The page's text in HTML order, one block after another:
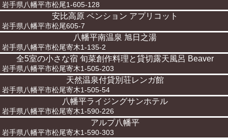
岩手県八幡平市松尾1-605-128
安比高原 ペンション アプリコット
岩手県八幡平市松尾605-7
八幡平南温泉 旭日之湯
岩手県八幡平市松尾寄木1-135-2
全5室の小さな宿 旬菜創作料理と貸切露天風呂 Beaver
岩手県八幡平市松尾寄木1-505-203
天然温泉付貸別荘レンガ館
岩手県八幡平市松尾寄木1-505-54
八幡平ライジングサンホテル
岩手県八幡平市松尾寄木1-590-226
アルプ八幡平
岩手県八幡平市松尾寄木1-590-303